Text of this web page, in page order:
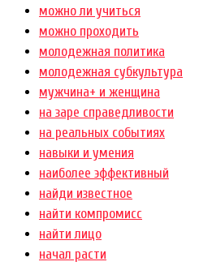
можно ли учиться
можно проходить
молодежная политика
молодежная субкультура
мужчина+ и женщина
на заре справедливости
на реальных событиях
навыки и умения
наиболее эффективный
найди известное
найти компромисс
найти лицо
начал расти